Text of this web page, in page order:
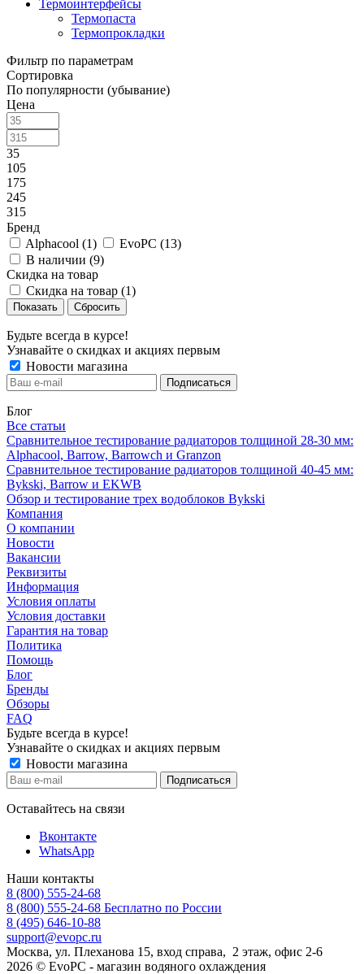
Термоинтерфейсы
Термопаста
Термопрокладки
Фильтр по параметрам
Сортировка
По популярности (убывание)
Цена
35
105
175
245
315
Бренд
Alphacool (1) EvoPC (13)
В наличии (9)
Скидка на товар
Скидка на товар (1)
Сбросить
Будьте всегда в курсе!
Узнавайте о скидках и акциях первым
Новости магазина
Блог
Все статьи
Сравнительное тестирование радиаторов толщиной 28-30 мм:
Alphacool, Barrow, Barrowch и Granzon
Сравнительное тестирование радиаторов толщиной 40-45 мм:
Bykski, Barrow и EKWB
Обзор и тестирование трех водоблоков Bykski
Компания
О компании
Новости
Вакансии
Реквизиты
Информация
Условия оплаты
Условия доставки
Гарантия на товар
Политика
Помощь
Блог
Бренды
Обзоры
FAQ
Будьте всегда в курсе!
Узнавайте о скидках и акциях первым
Новости магазина
Оставайтесь на связи
Вконтакте
WhatsApp
Наши контакты
8 (800) 555-24-68
8 (800) 555-24-68 Бесплатно по России
8 (495) 646-10-88
support@evopc.ru
Москва, ул. Плеханова 15, вход справа, 2 этаж, офис 2-6
2026 © EvoPC - магазин водяного охлаждения